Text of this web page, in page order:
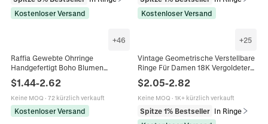
Kostenloser Versand
Kostenloser Versand
+46
Raffia Gewebte Ohrringe
Handgefertigt Boho Blumen
Schmetterling Geometrisch
Hängend Sommer Strand Urlaub
Schmuck Damen
$1.44-2.62
Keine MOQ · 72 kürzlich verkauft
Kostenloser Versand
+25
Vintage Geometrische Verstellbare
Ringe Für Damen 18K Vergoldeter
Edelstahl Naturstein Retro
Schmuck Bohemischer Stil
$2.05-2.82
Keine MOQ · 1K+ kürzlich verkauft
Spitze 1% Bestseller In Ringe